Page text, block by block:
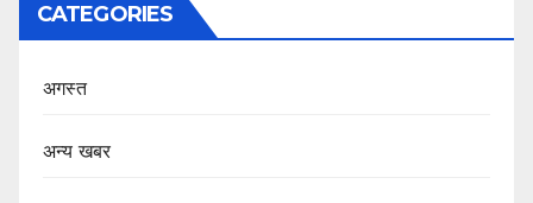
CATEGORIES
अगस्त
अन्य खबर